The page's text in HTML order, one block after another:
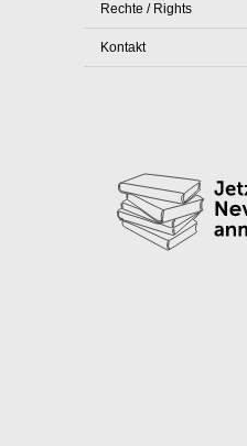
Rechte / Rights
Kontakt